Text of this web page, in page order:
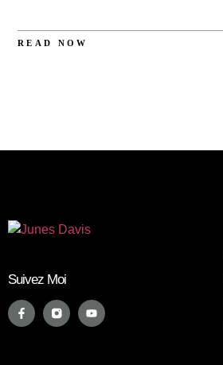
READ NOW
Suivez Moi